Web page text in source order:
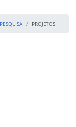
PESQUISA PROJETOS